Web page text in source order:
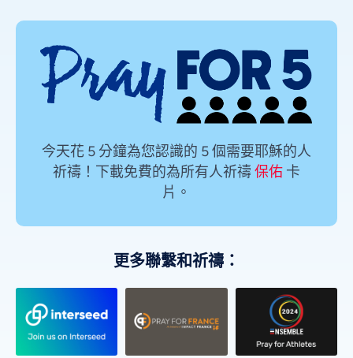
今天花 5 分鐘為您認識的 5 個需要耶穌的人
祈禱！下載免費的為所有人祈禱保佑 卡
片。
更多聯繫和祈禱：